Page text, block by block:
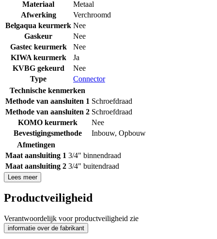
Materiaal
Metaal
Afwerking
Verchroomd
Belgaqua keurmerk Nee
Gaskeur
Nee
Gastec keurmerk
Nee
KIWA keurmerk
Ja
KVBG gekeurd
Nee
Type
Connector
Technische kenmerken
Methode van aansluiten 1 Schroefdraad
Methode van aansluiten 2 Schroefdraad
KOMO keurmerk
Nee
Bevestigingsmethode
Inbouw, Opbouw
Afmetingen
Maat aansluiting 1 3/4" binnendraad
Maat aansluiting 2 3/4" buitendraad
Lees meer
Productveiligheid
Verantwoordelijk voor productveiligheid zie
informatie over de fabrikant